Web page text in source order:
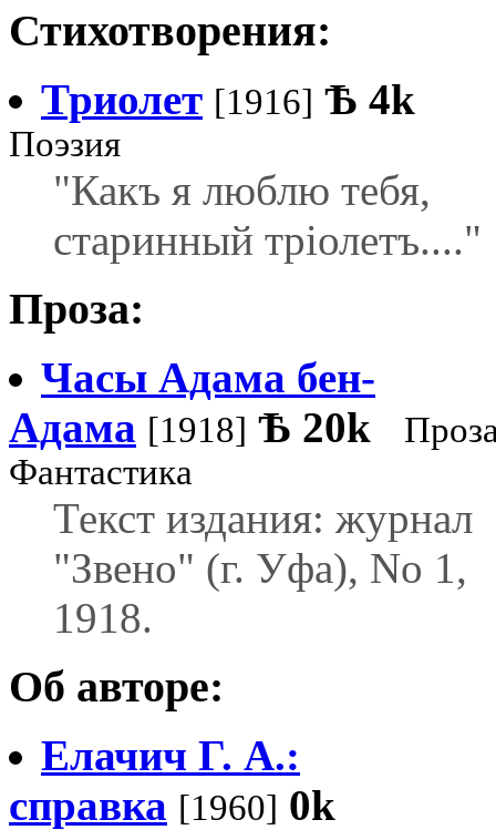
Стихотворения:
Триолет [1916] Ѣ 4k
Поэзия
"Какъ я люблю тебя,
старинный тріолетъ...."
Проза:
Часы Адама бен-
Адама [1918] Ѣ 20k
Фантастика
Текст издания: журнал
"Звено" (г. Уфа), No 1,
1918.
Об авторе:
Елачич Г. А.:
справка [1960] 0k